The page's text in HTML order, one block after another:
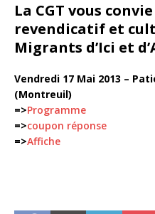
La CGT vous
revendicatif et
Migrants d’Ici et
Vendredi 17 Mai 2013 –
(Montreuil)
=>Programme
=>coupon réponse
=>Affiche